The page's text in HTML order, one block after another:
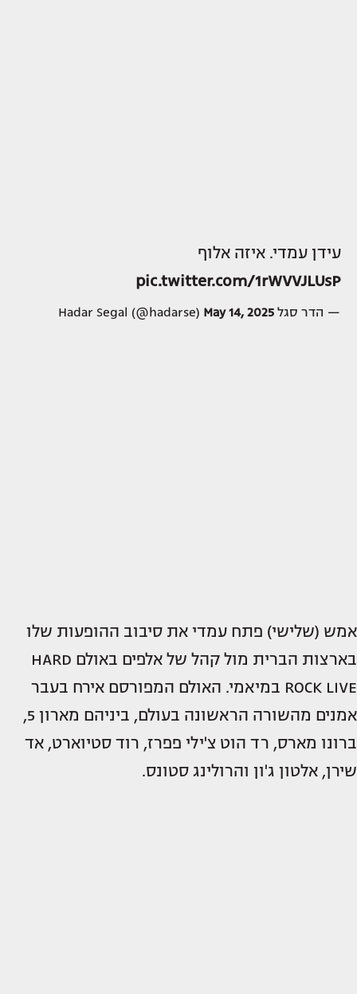
עידן עמדי. איזה אלוף
pic.twitter.com/1rWVVJLUsP
— הדר סגל Hadar Segal (@hadarse) May 14, 2025
אמש (שלישי) פתח עמדי את סיבוב ההופעות שלו
בארצות הברית מול קהל של אלפים באולם HARD
ROCK LIVE במיאמי. האולם המפורסם אירח בעבר
אמנים מהשורה הראשונה בעולם, ביניהם מארון 5,
ברונו מארס, רד הוט צ'ילי פפרז, רוד סטיוארט, אד
שירן, אלטון ג'ון והרולינג סטונס.